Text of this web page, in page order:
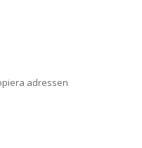
adressen